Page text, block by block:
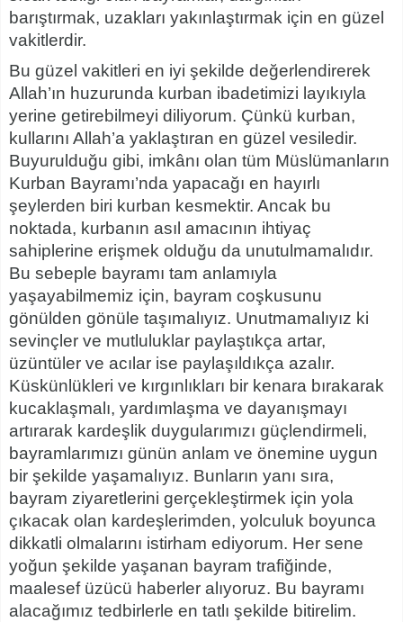
barıştırmak, uzakları yakınlaştırmak için en güzel
vakitlerdir.
Bu güzel vakitleri en iyi şekilde değerlendirerek
Allah’ın huzurunda kurban ibadetimizi layıkıyla
yerine getirebilmeyi diliyorum. Çünkü kurban,
kullarını Allah’a yaklaştıran en güzel vesiledir.
Buyurulduğu gibi, imkânı olan tüm Müslümanların
Kurban Bayramı’nda yapacağı en hayırlı
şeylerden biri kurban kesmektir. Ancak bu
noktada, kurbanın asıl amacının ihtiyaç
sahiplerine erişmek olduğu da unutulmamalıdır.
Bu sebeple bayramı tam anlamıyla
yaşayabilmemiz için, bayram coşkusunu
gönülden gönüle taşımalıyız. Unutmamalıyız ki
sevinçler ve mutluluklar paylaştıkça artar,
üzüntüler ve acılar ise paylaşıldıkça azalır.
Küskünlükleri ve kırgınlıkları bir kenara bırakarak
kucaklaşmalı, yardımlaşma ve dayanışmayı
artırarak kardeşlik duygularımızı güçlendirmeli,
bayramlarımızı günün anlam ve önemine uygun
bir şekilde yaşamalıyız. Bunların yanı sıra,
bayram ziyaretlerini gerçekleştirmek için yola
çıkacak olan kardeşlerimden, yolculuk boyunca
dikkatli olmalarını istirham ediyorum. Her sene
yoğun şekilde yaşanan bayram trafiğinde,
maalesef üzücü haberler alıyoruz. Bu bayramı
alacağımız tedbirlerle en tatlı şekilde bitirelim.